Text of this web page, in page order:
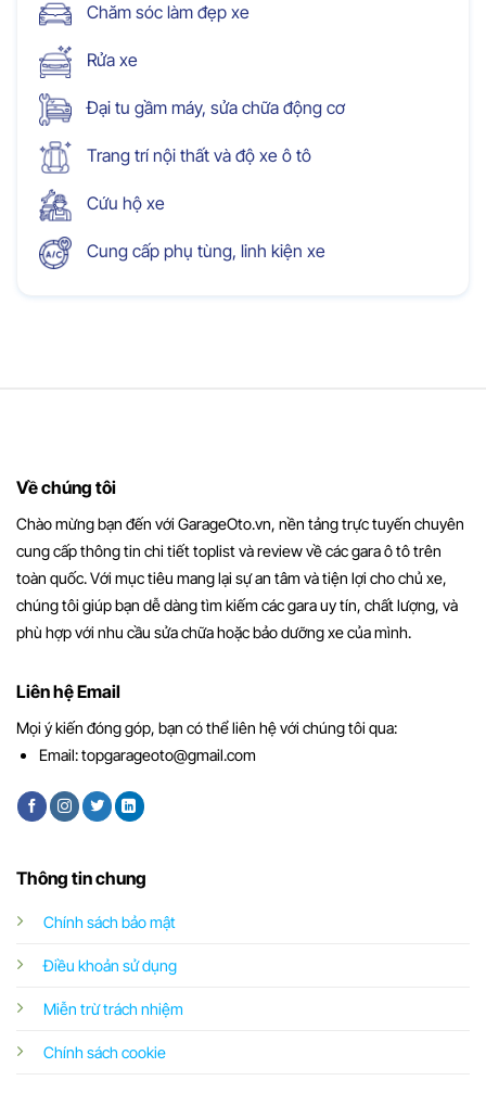
Chăm sóc làm đẹp xe
Rửa xe
Đại tu gầm máy, sửa chữa động cơ
Trang trí nội thất và độ xe ô tô
Cứu hộ xe
Cung cấp phụ tùng, linh kiện xe
Về chúng tôi
Chào mừng bạn đến với GarageOto.vn, nền tảng trực tuyến chuyên
cung cấp thông tin chi tiết toplist và review về các gara ô tô trên
toàn quốc. Với mục tiêu mang lại sự an tâm và tiện lợi cho chủ xe,
chúng tôi giúp bạn dễ dàng tìm kiếm các gara uy tín, chất lượng, và
phù hợp với nhu cầu sửa chữa hoặc bảo dưỡng xe của mình.
Thông tin chung
Chính sách bảo mật
Điều khoản sử dụng
Miễn trừ trách nhiệm
Chính sách cookie
Liên hệ Email
Mọi ý kiến đóng góp, bạn có thể liên hệ với chúng tôi qua:
Email:topgarageoto@gmail.com